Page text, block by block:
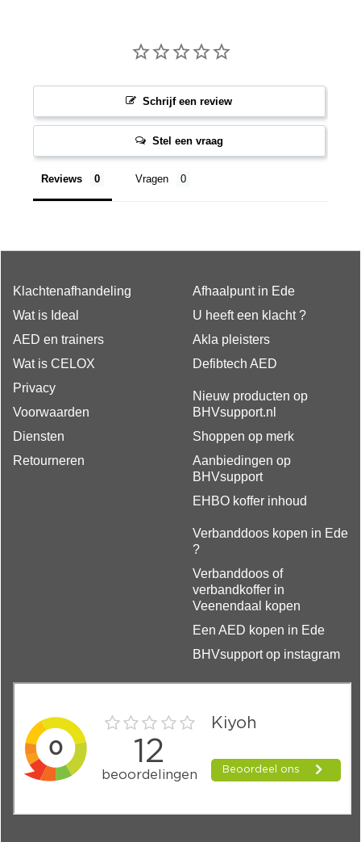
Schrijf een review
Stel een vraag
Reviews Vragen
Klachtenafhandeling
Wat is Ideal
AED en trainers
Wat is CELOX
Privacy
Voorwaarden
Diensten
Retourneren
Afhaalpunt in Ede
U heeft een klacht ?
Akla pleisters
Defibtech AED
Nieuw producten op
BHVsupport.nl
Shoppen op merk
Aanbiedingen op
BHVsupport
EHBO koffer inhoud
Verbanddoos kopen in Ede
?
Verbanddoos of
verbandkoffer in
Veenendaal kopen
Een AED kopen in Ede
BHVsupport op instagram